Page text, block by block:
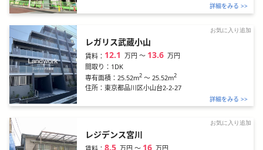
詳細をみる >>
お気に入り追加
レガリス武蔵小山
賃料： 12.1 万円〜 13.6 万円
間取り： 1DK
専有面積：25.52m2 ～ 25.52m2
住所：東京都品川区小山台2-2-27
詳細をみる >>
お気に入り追加
レジデンス宮川
8.5 万円〜 16 万円